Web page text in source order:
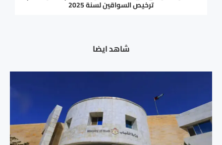
ترخيص السواقين لسنة 2025
شاهد ايضا